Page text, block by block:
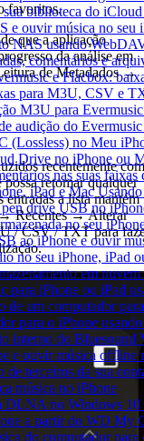
biblioteca do
e ouvir música no seu
NAS usando
comentários e
e Flacbox:
para M3U, CSV e
M3U para
audição do
(Lossless) no Meu
Drive no iPhone ou
nas suas
iPad e Mac
drive USB no
no seu
ao iPhone e ouvir
no seu iPhone, iPad
em
para iPhone ou iPad
de um computador
para o iPhone
interno do
e ouvir música offline
terceiros da sua
música no iPhone
no Windows 10
a partir do WD My
do computador
favoritos.
que a aplicação
da análise em
de Metadados →
recentemente com
retomar qualquer
entradas a lista mantém
Recentes → Alterar
/ CSV / TXT para